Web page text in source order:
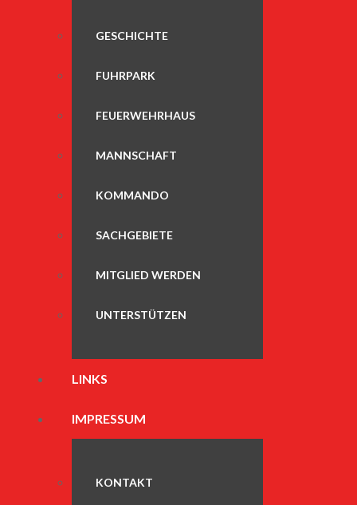
GESCHICHTE
FUHRPARK
FEUERWEHRHAUS
MANNSCHAFT
KOMMANDO
SACHGEBIETE
MITGLIED WERDEN
UNTERSTÜTZEN
LINKS
IMPRESSUM
KONTAKT